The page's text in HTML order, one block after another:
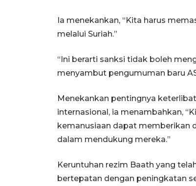
Ia menekankan, “Kita harus
melalui Suriah.”
“Ini berarti sanksi tidak boleh
menyambut pengumuman baru
Menekankan pentingnya
internasional, ia menambahkan,
kemanusiaan dapat memberikan
dalam mendukung mereka.”
Keruntuhan rezim Baath yang
bertepatan dengan peningkatan